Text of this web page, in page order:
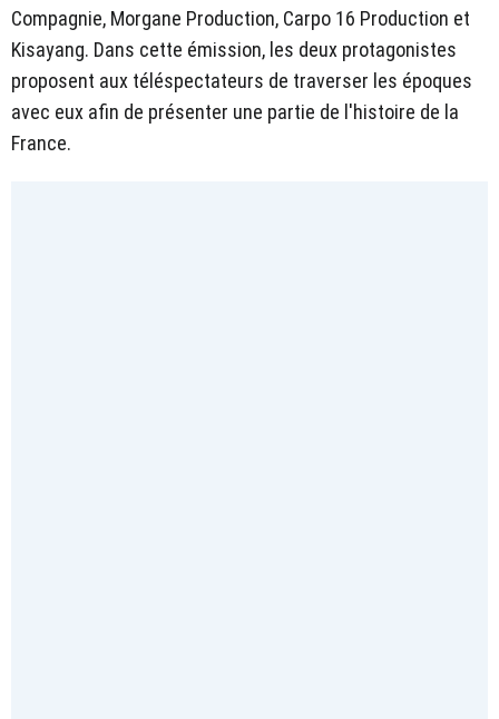
Compagnie, Morgane Production, Carpo 16 Production et
Kisayang. Dans cette émission, les deux protagonistes
proposent aux téléspectateurs de traverser les époques
avec eux afin de présenter une partie de l'histoire de la
France.